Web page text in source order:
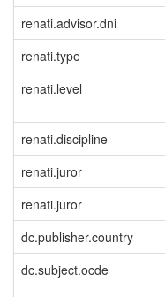
renati.advisor.dni
renati.type
renati.level
renati.discipline
renati.juror
renati.juror
dc.publisher.country
dc.subject.ocde